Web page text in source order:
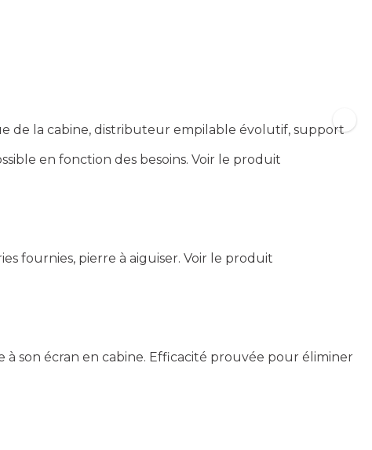
de la cabine, distributeur empilable évolutif, support
en fonction des besoins. Voir le produit
fournies, pierre à aiguiser. Voir le produit
à son écran en cabine. Efficacité prouvée pour éliminer